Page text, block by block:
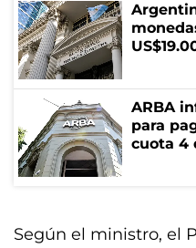
ARBA
para
cuota 4
Según el ministro, el